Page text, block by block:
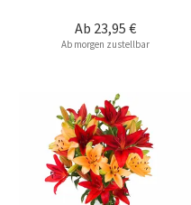
Ab 23,95 €
Ab morgen zustellbar